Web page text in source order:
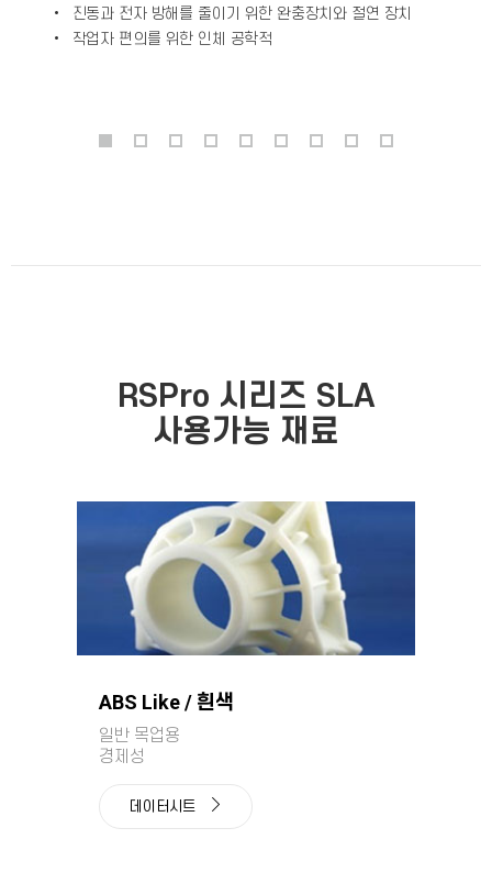
• 진동과 전자 방해를 줄이기 위한 완충장치와 절연 장치
• 작업자 편의를 위한 인체 공학적
RSPro 시리즈 SLA
사용가능 재료
ABS Like / 흰색
일반 목업용
경제성
데이터시트